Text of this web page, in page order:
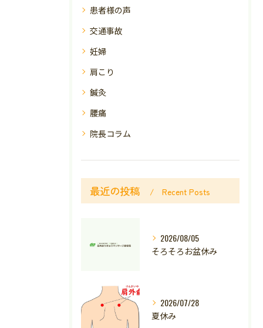
患者様の声
交通事故
妊婦
肩こり
鍼灸
腰痛
院長コラム
最近の投稿 Recent Posts
2026/08/05
そろそろお盆休み
2026/07/28
夏休み